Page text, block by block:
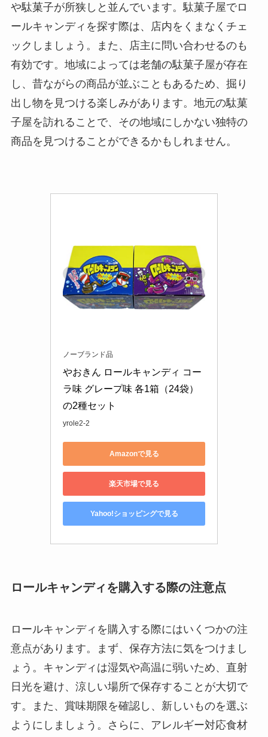
や駄菓子が所狭しと並んでいます。駄菓子屋でロ
ールキャンディを探す際は、店内をくまなくチェ
ックしましょう。また、店主に問い合わせるのも
有効です。地域によっては老舗の駄菓子屋が存在
し、昔ながらの商品が並ぶこともあるため、掘り
出し物を見つける楽しみがあります。地元の駄菓
子屋を訪れることで、その地域にしかない独特の
商品を見つけることができるかもしれません。
ノーブランド品
やおきん ロールキャンディ コー
ラ味 グレープ味 各1箱（24袋）
の2種セット
yrole2-2
Amazonで見る
楽天市場で見る
Yahoo!ショッピングで見る
ロールキャンディを購入する際の注意点
ロールキャンディを購入する際にはいくつかの注
意点があります。まず、保存方法に気をつけまし
ょう。キャンディは湿気や高温に弱いため、直射
日光を避け、涼しい場所で保存することが大切で
す。また、賞味期限を確認し、新しいものを選ぶ
ようにしましょう。さらに、アレルギー対応食材